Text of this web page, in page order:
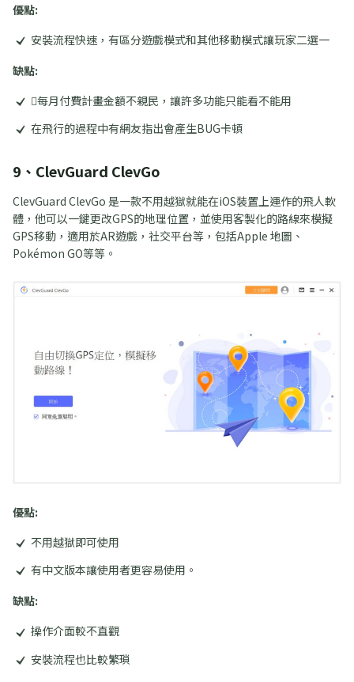
優點:
安裝流程快速，有區分遊戲模式和其他移動模式讓玩家二選一
缺點:
每月付費計畫金額不親民，讓許多功能只能看不能用
在飛行的過程中有網友指出會產生BUG卡頓
9、ClevGuard ClevGo
ClevGuard ClevGo 是一款不用越獄就能在iOS裝置上運作的飛人軟
體，他可以一鍵更改GPS的地理位置，並使用客製化的路線來模擬
GPS移動，適用於AR遊戲，社交平台等，包括Apple 地圖、
Pokémon GO等等。
優點:
不用越獄即可使用
有中文版本讓使用者更容易使用。
缺點:
操作介面較不直觀
安裝流程也比較繁瑣